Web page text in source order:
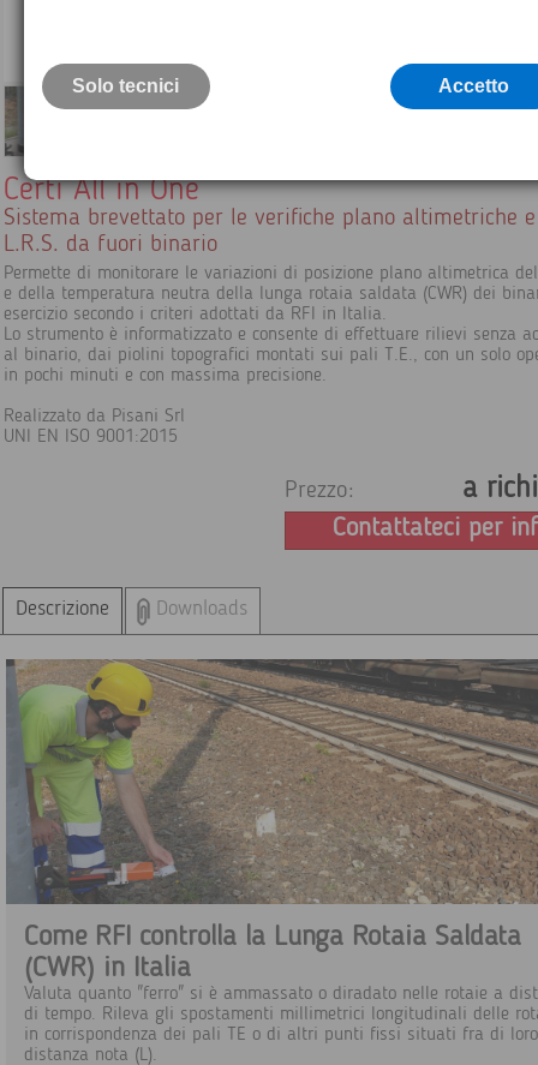
Certi All in One
Sistema brevettato per le verifiche plano altimetriche
L.R.S. da fuori binario
Permette di monitorare le variazioni di posizione plano altimetrica
e della temperatura neutra della lunga rotaia saldata (CWR) dei
esercizio secondo i criteri adottati da RFI in Italia.
Lo strumento è informatizzato e consente di effettuare rilievi senza
al binario, dai piolini topografici montati sui pali T.E., con un solo
in pochi minuti e con massima precisione.
Realizzato da Pisani Srl
UNI EN ISO 9001:2015
Prezzo: a
Contattateci per
Descrizione Downloads
Come RFI controlla la Lunga Rotaia Saldata
(CWR) in Italia
Valuta quanto "ferro" si è ammassato o diradato nelle rotaie a
di tempo. Rileva gli spostamenti millimetrici longitudinali delle
in corrispondenza dei pali TE o di altri punti fissi situati fra di
distanza nota (L).
Solo tecnici Accetto